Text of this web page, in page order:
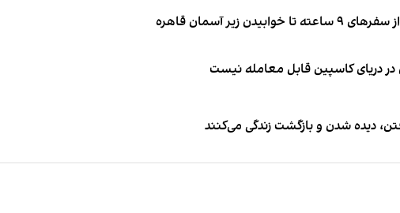
زیر آسمان قاهره
دریای کاسپین قابل معامله نیست
دیده شدن و بازگشت زندگی می‌کنند